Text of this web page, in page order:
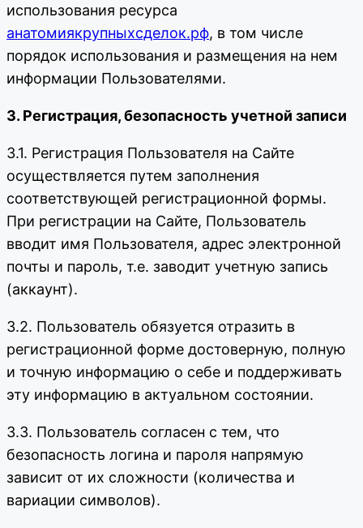
использования ресурса
анатомиякрупныхсделок.рф, в том числе
порядок использования и размещения на нем
информации Пользователями.
3. Регистрация, безопасность учетной записи
3.1. Регистрация Пользователя на Сайте
осуществляется путем заполнения
соответствующей регистрационной формы.
При регистрации на Сайте, Пользователь
вводит имя Пользователя, адрес электронной
почты и пароль, т.е. заводит учетную запись
(аккаунт).
3.2. Пользователь обязуется отразить в
регистрационной форме достоверную, полную
и точную информацию о себе и поддерживать
эту информацию в актуальном состоянии.
3.3. Пользователь согласен с тем, что
безопасность логина и пароля напрямую
зависит от их сложности (количества и
вариации символов).